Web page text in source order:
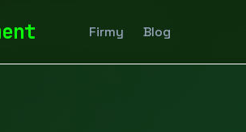
Firmy Blog
Firmy z województwa